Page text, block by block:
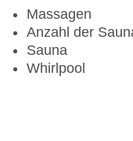
Massagen
Anzahl der
Sauna
Whirlpool